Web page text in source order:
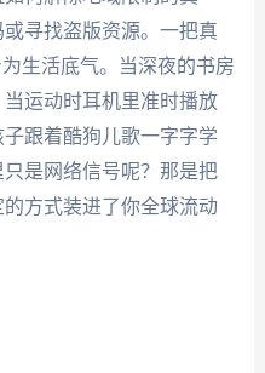
寻找盗版资源。一把真
生活底气。当深夜的书房
运动时耳机里准时播放
跟着酷狗儿歌一字字学
是网络信号呢？那是把
方式装进了你全球流动